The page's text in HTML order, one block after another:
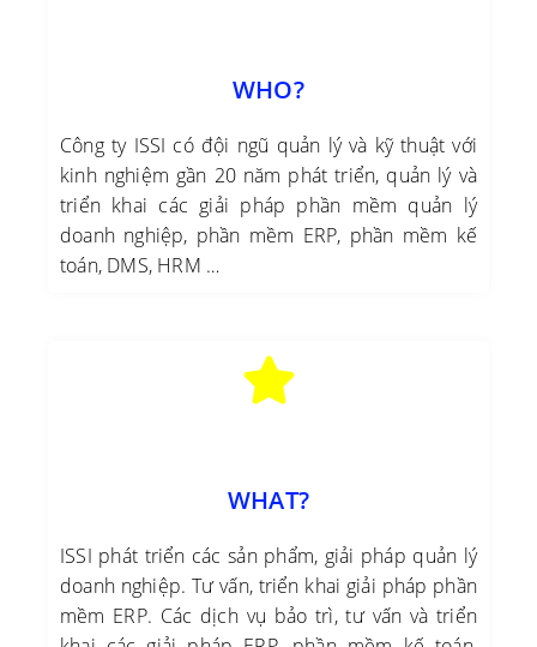
WHO?
Công ty ISSI có đội ngũ quản lý và kỹ thuật với
kinh nghiệm gần 20 năm phát triển, quản lý và
triển khai các giải pháp phần mềm quản lý
doanh nghiệp, phần mềm ERP, phần mềm kế
toán, DMS, HRM …
WHAT?
ISSI phát triển các sản phẩm, giải pháp quản lý
doanh nghiệp. Tư vấn, triển khai giải pháp phần
mềm ERP. Các dịch vụ bảo trì, tư vấn và triển